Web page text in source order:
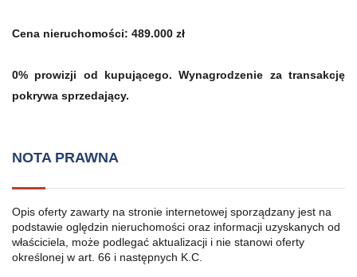
Cena nieruchomości: 489.000 zł
0% prowizji od kupującego. Wynagrodzenie za transakcję
pokrywa sprzedający.
NOTA PRAWNA
Opis oferty zawarty na stronie internetowej sporządzany jest na
podstawie oględzin nieruchomości oraz informacji uzyskanych od
właściciela, może podlegać aktualizacji i nie stanowi oferty
określonej w art. 66 i następnych K.C.